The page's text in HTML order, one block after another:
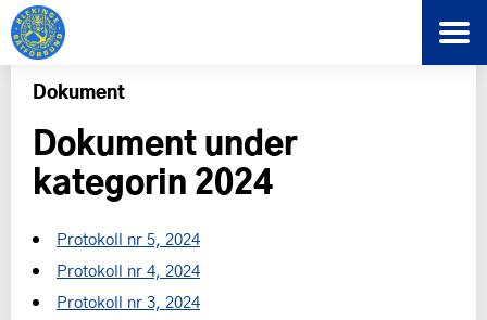
Dokument
Dokument under
kategorin 2024
Protokoll nr 5, 2024
Protokoll nr 4, 2024
Protokoll nr 3, 2024